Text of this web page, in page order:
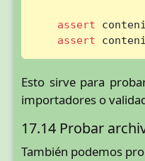
assert
assert
Esto sirve para
importadores o
17.14 Probar
También podemos